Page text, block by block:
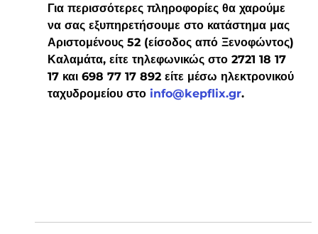
Για περισσότερες πληροφορίες θα χαρούμε
να σας εξυπηρετήσουμε στο κατάστημα μας
Αριστομένους 52 (είσοδος από Ξενοφώντος)
Καλαμάτα, είτε τηλεφωνικώς στο 2721 18 17
17 και 698 77 17 892 είτε μέσω ηλεκτρονικού
ταχυδρομείου στο info@kepflix.gr.